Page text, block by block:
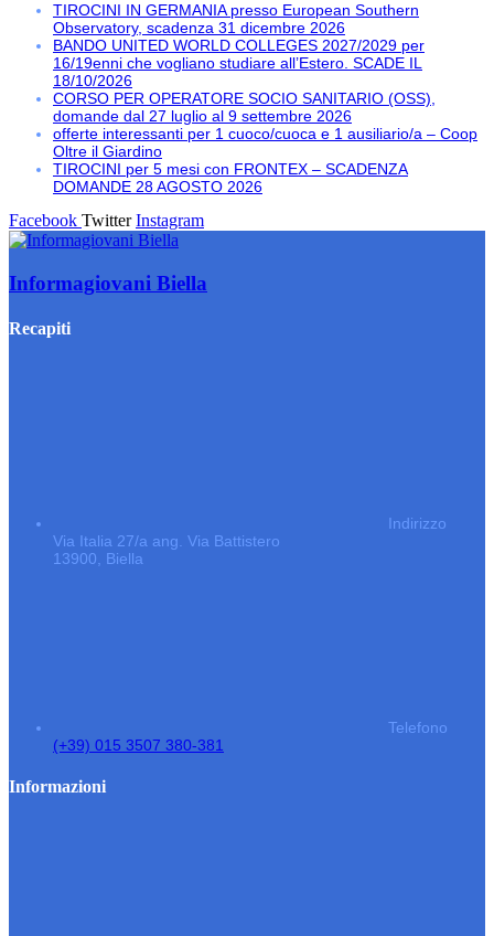
TIROCINI IN GERMANIA presso European Southern
Observatory, scadenza 31 dicembre 2026
BANDO UNITED WORLD COLLEGES 2027/2029 per
16/19enni che vogliano studiare all’Estero. SCADE IL
18/10/2026
CORSO PER OPERATORE SOCIO SANITARIO (OSS),
domande dal 27 luglio al 9 settembre 2026
offerte interessanti per 1 cuoco/cuoca e 1 ausiliario/a – Coop
Oltre il Giardino
TIROCINI per 5 mesi con FRONTEX – SCADENZA
DOMANDE 28 AGOSTO 2026
Facebook Twitter Instagram
Informagiovani Biella
Recapiti
Indirizzo
Via Italia 27/a ang. Via Battistero
13900, Biella
Telefono
(+39) 015 3507 380-381
Informazioni